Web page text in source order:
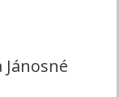
Jánosné